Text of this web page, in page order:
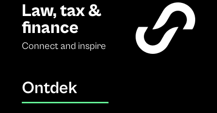
Law, tax &
finance
Connect and inspire
Ontdek